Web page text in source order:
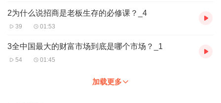
生命苦为什么？
因为找不到生命的意义在哪里？
企业家的情怀和胸怀以及承载力、才是我们真正要修炼的。
中小企业老板的六大维度
2为什么说招商是老板生存的必修课？_4
39 01:53
3全中国最大的财富市场到底是哪个市场？_1
54 01:45
加载更多